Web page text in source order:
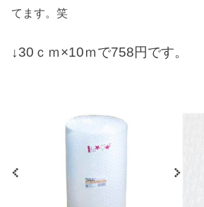
てます。笑
↓30ｃｍ×10ｍで758円です。